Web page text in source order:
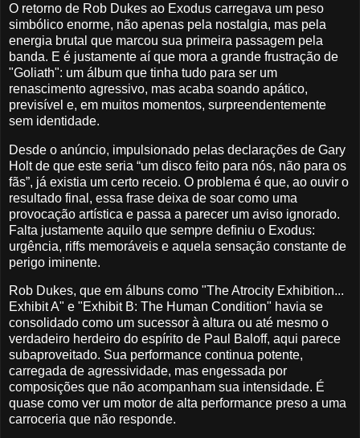
O retorno de Rob Dukes ao Exodus carregava um peso
simbólico enorme, não apenas pela nostalgia, mas pela
energia brutal que marcou sua primeira passagem pela
banda. E é justamente aí que mora a grande frustração de
"Goliath": um álbum que tinha tudo para ser um
renascimento agressivo, mas acaba soando apático,
previsível e, em muitos momentos, surpreendentemente
sem identidade.
Desde o anúncio, impulsionado pelas declarações de Gary
Holt de que este seria “um disco feito para nós, não para os
fãs”, já existia um certo receio. O problema é que, ao ouvir o
resultado final, essa frase deixa de soar como uma
provocação artística e passa a parecer um aviso ignorado.
Falta justamente aquilo que sempre definiu o Exodus:
urgência, riffs memoráveis e aquela sensação constante de
perigo iminente.
Rob Dukes, que em álbuns como "The Atrocity Exhibition...
Exhibit A" e "Exhibit B: The Human Condition" havia se
consolidado como um sucessor à altura ou até mesmo o
verdadeiro herdeiro do espírito de Paul Baloff, aqui parece
subaproveitado. Sua performance continua potente,
carregada de agressividade, mas engessada por
composições que não acompanham sua intensidade. É
quase como ver um motor de alta performance preso a uma
carroceria que não responde.